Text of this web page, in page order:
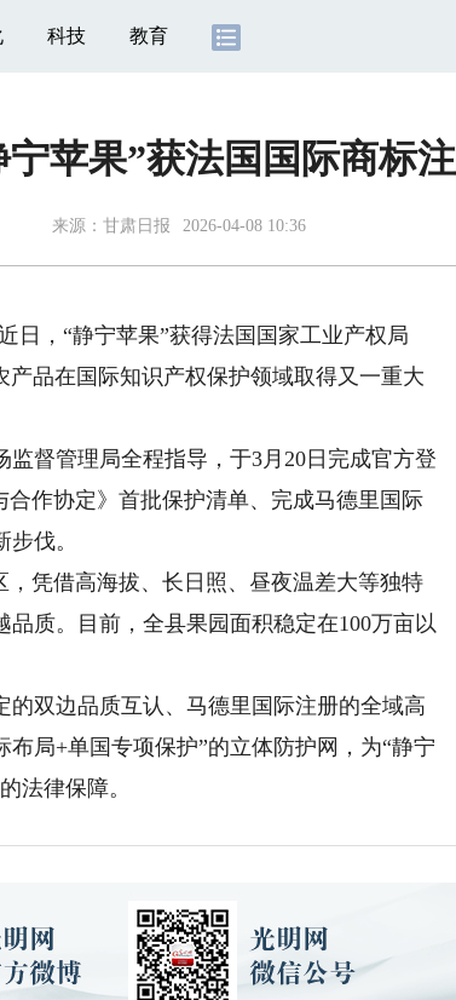
科技 教育
宁苹果”获法国国际商标
来源： 甘肃日报 2026-04-08 10:36
，“静宁苹果”获得法国国家工业产权局
产品在国际知识产权保护领域取得又一重大
督管理局全程指导，于3月20日完成官方登
作协定》首批保护清单、完成马德里国际
伐。
凭借高海拔、长日照、昼夜温差大等独特
质。目前，全县果园面积稳定在100万亩以
双边品质互认、马德里国际注册的全域高
局+单国专项保护”的立体防护网，为“静宁
法律保障。